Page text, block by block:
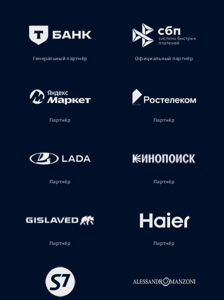
Генеральный партнёр Официальный партнёр
Партнёр Партнёр
Партнёр Партнёр
Партнёр Партнёр